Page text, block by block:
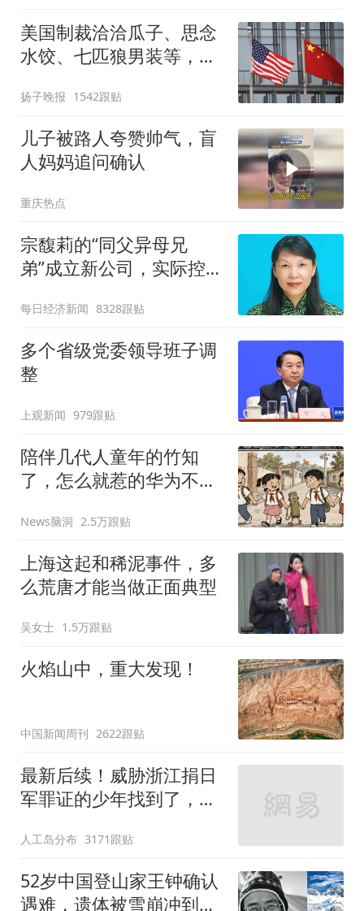
美国制裁洽洽瓜子、思念
水饺、七匹狼男装等，对
施进口限制
扬子晚报 1542跟贴
儿子被路人夸赞帅气，盲
人妈妈追问确认
重庆热点
宗馥莉的“同父异母兄
弟”成立新公司，实际控制
上诉许可申请被香港高院
驳回，其不得动用18亿美
元资产
每日经济新闻 8328跟贴
多个省级党委领导班子调
整
上观新闻 979跟贴
陪伴几代人童年的竹知
了，怎么就惹的华为不高
News脑洞 2.5万跟贴
上海这起和稀泥事件，多
么荒唐才能当做正面典型
吴女士 1.5万跟贴
火焰山中，重大发现！
中国新闻周刊 2622跟贴
最新后续！威胁浙江捐日
军罪证的少年找到了，已
人工岛分布 3171跟贴
52岁中国登山家王钟确认
遇难，遗体被雪崩冲到千